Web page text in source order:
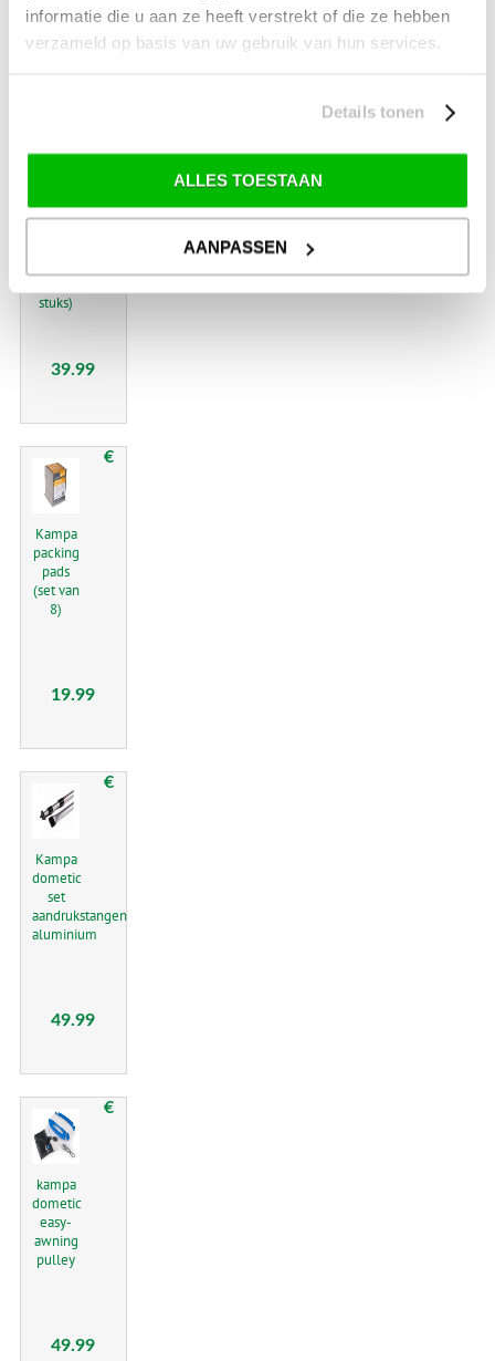
informatie die u aan ze heeft verstrekt of die ze hebben
verzameld op basis van uw gebruik van hun services.
Details tonen
ALLES TOESTAAN
AANPASSEN
54.99
Kampa
stuks)
39.99
Kampa
packing
pads
(set van
8)
€
19.99
Kampa
dometic
set
aandrukstangen
aluminium
€
49.99
kampa
dometic
easy-
awning
pulley
€
49.99